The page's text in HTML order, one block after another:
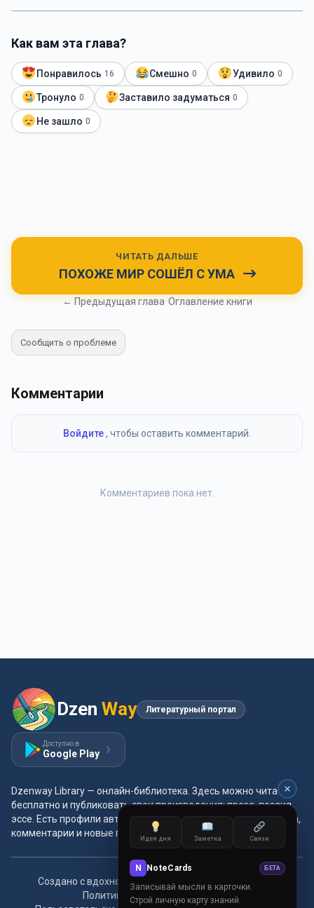
Как вам эта глава?
Понравилось 16 Смешно 0 Удивило 0
Тронуло 0 Заставило задуматься 0
Не зашло 0
ЧИТАТЬ ДАЛЬШЕ
ПОХОЖЕ МИР СОШЁЛ С УМА
← Предыдущая глава Оглавление книги
Сообщить о проблеме
Комментарии
Войдите, чтобы оставить комментарий.
Комментариев пока нет.
Dzen Way Литературный портал
Доступно в
Google Play
Dzenway Library — онлайн-библиотека. Здесь можно читать
бесплатно и публиковать свои произведения: проза, поэзия,
эссе. Есть профили авторов, жанры и метки, удобная читалка,
комментарии и новые главы каждый день.
Создано с вдохновением для читателей и авторов.
Политика конфиденциальности
Идея дня Заметка Связи
N NoteCards БЕТА
Записывай мысли в карточки.
Строй личную карту знаний.